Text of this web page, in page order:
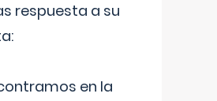
respuesta a su
en la